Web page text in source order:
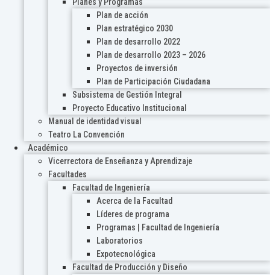
Planes y Programas
Plan de acción
Plan estratégico 2030
Plan de desarrollo 2022
Plan de desarrollo 2023 – 2026
Proyectos de inversión
Plan de Participación Ciudadana
Subsistema de Gestión Integral
Proyecto Educativo Institucional
Manual de identidad visual
Teatro La Convención
Académico
Vicerrectora de Enseñanza y Aprendizaje
Facultades
Facultad de Ingeniería
Acerca de la Facultad
Líderes de programa
Programas | Facultad de Ingeniería
Laboratorios
Expotecnológica
Facultad de Producción y Diseño